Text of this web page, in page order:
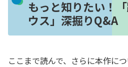
もっと知りたい！
ウス」深掘りQ&A
ここまで読んで、さらに本作に